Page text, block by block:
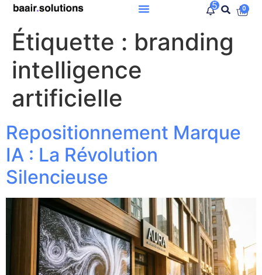
5 0
Étiquette : branding
intelligence
artificielle
Repositionnement Marque
IA : La Révolution
Silencieuse